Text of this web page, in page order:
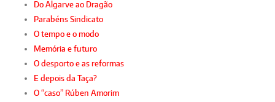
Do Algarve ao Dragão
Parabéns Sindicato
O tempo e o modo
Memória e futuro
O desporto e as reformas
E depois da Taça?
O “caso” Rúben Amorim